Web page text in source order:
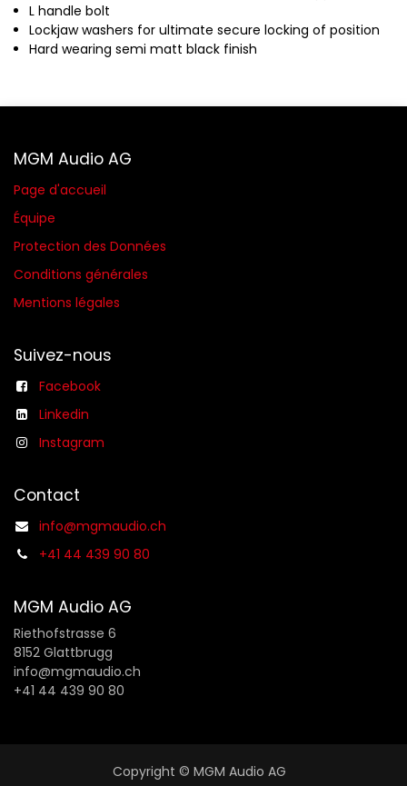
L handle bolt
Lockjaw washers for ultimate secure locking of position
Hard wearing semi matt black finish
MGM Audio AG
Page d'accueil
Équipe
Protection des Données
Conditions générales​
Mentions légales
Suivez-nous
Facebook
Linkedin
Instagram
Contact
info@mgmaudio.ch
+41 44 439 90 80
MGM Audio AG
Riethofstrasse 6
8152 Glattbrugg
info@mgmaudio.ch
+41 44 439 90 80
Copyright © MGM Audio AG